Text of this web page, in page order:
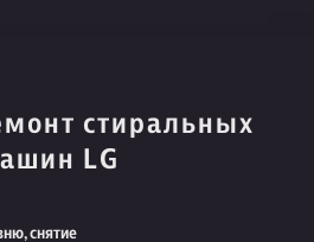
стиральных
LG
снятие